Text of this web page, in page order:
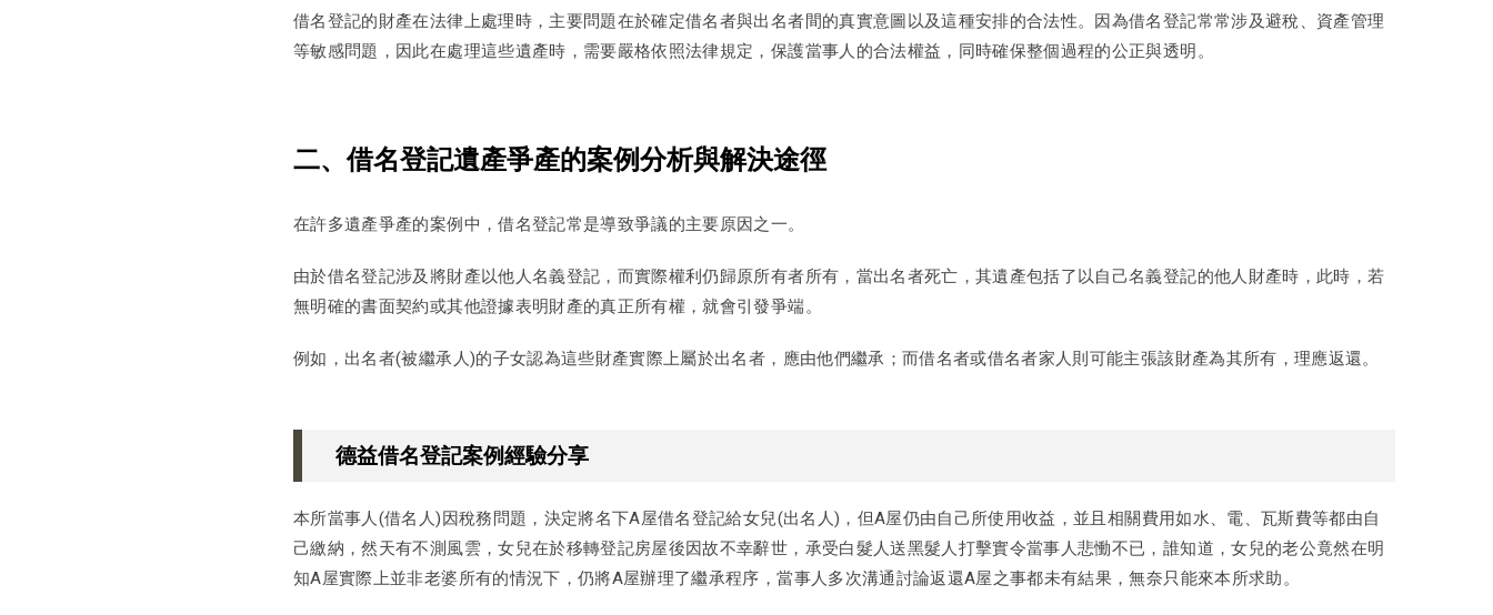
借名登記的財產在法律上處理時，主要問題在於確定借名者與出名者間的真實意圖以及這種安排的合法性。因為借名登記常常涉及避稅、資產管理
等敏感問題，因此在處理這些遺產時，需要嚴格依照法律規定，保護當事人的合法權益，同時確保整個過程的公正與透明。
二、借名登記遺產爭產的案例分析與解決途徑
在許多遺產爭產的案例中，借名登記常是導致爭議的主要原因之一。
由於借名登記涉及將財產以他人名義登記，而實際權利仍歸原所有者所有，當出名者死亡，其遺產包括了以自己名義登記的他人財產時，此時，若
無明確的書面契約或其他證據表明財產的真正所有權，就會引發爭端。
例如，出名者(被繼承人)的子女認為這些財產實際上屬於出名者，應由他們繼承；而借名者或借名者家人則可能主張該財產為其所有，理應返還。
德益借名登記案例經驗分享
本所當事人(借名人)因稅務問題，決定將名下A屋借名登記給女兒(出名人)，但A屋仍由自己所使用收益，並且相關費用如水、電、瓦斯費等都由自
己繳納，然天有不測風雲，女兒在於移轉登記房屋後因故不幸辭世，承受白髮人送黑髮人打擊實令當事人悲慟不已，誰知道，女兒的老公竟然在明
知A屋實際上並非老婆所有的情況下，仍將A屋辦理了繼承程序，當事人多次溝通討論返還A屋之事都未有結果，無奈只能來本所求助。